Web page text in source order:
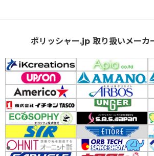
ポリッシャー.jp 取り扱いメーカ